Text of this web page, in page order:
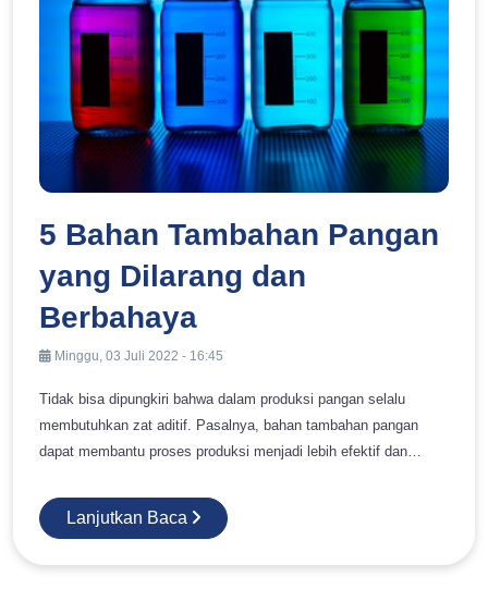
EXPERTISE
CONSULTATION
5 Bahan Tambahan Pangan
yang Dilarang dan
Berbahaya
Minggu, 03 Juli 2022 - 16:45
Tidak bisa dipungkiri bahwa dalam produksi pangan selalu
membutuhkan zat aditif. Pasalnya, bahan tambahan pangan
dapat membantu proses produksi menjadi lebih efektif dan
tambahan pangan yang dilarang. Adapun bahan tambahan
pangan yang dilarang tersebut adalah yang memiliki sifat
Lanjutkan Baca